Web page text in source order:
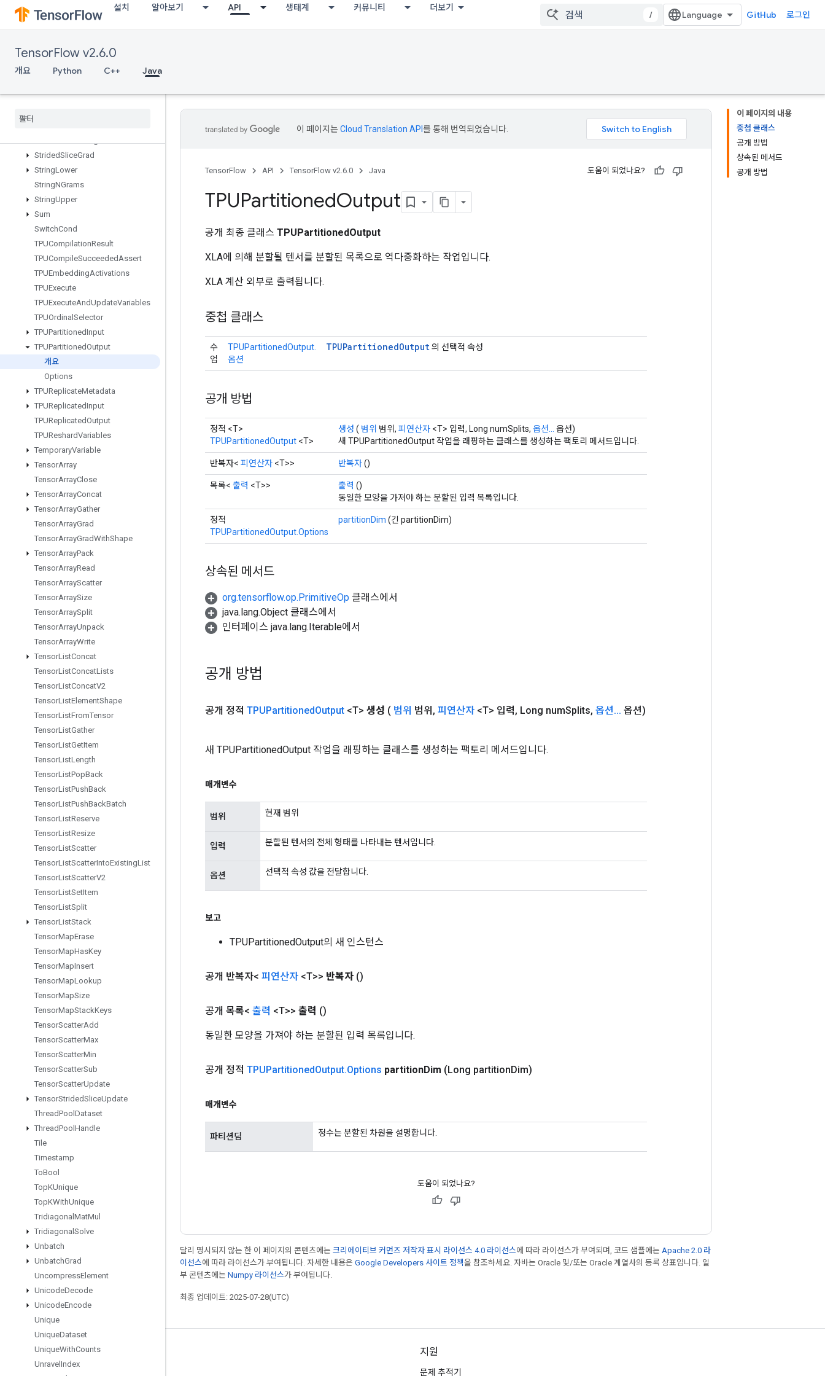
설치 알아보기 API 생태계 커뮤니티 더보기
/ GitHub 로그인
TensorFlow v2.6.0
개요 Python C++ Java
StatelessRandomUniformIntV2
StatelessRandomUniformV2
StatelessTruncatedNormalV2
StatsAggregatorHandleV2
Writer
StridedSliceGrad
StringLower
StringNGrams
StringUpper
Sum
SwitchCond
TPUCompilationResult
TPUCompileSucceededAssert
TPUEmbeddingActivations
TPUExecute
TPUExecuteAndUpdateVariables
TPUOrdinal Selector
TPUPartitionedInput
TPUPartitionedOutput
개요
Options
TPUReplicateMetadata
TPUReplicatedInput
TPUReplicatedOutput
TPUReshardVariables
TemporaryVariable
TensorArray
TensorArrayClose
TensorArrayConcat
TensorArrayGather
TensorArrayGrad
TensorArrayGradWithShape
TensorArrayPack
TensorArrayRead
TensorArrayScatter
TensorArraySize
TensorArraySplit
TensorArrayUnpack
TensorArrayWrite
TensorListConcat
TensorListConcatLists
TensorListConcatV2
TensorListElementShape
TensorListFromTensor
TensorListGather
TensorListGetItem
TensorListLength
TensorListPopBack
TensorListPushBack
TensorListPushBackBatch
TensorListReserve
TensorListResize
TensorListScatter
TensorListScatterIntoExistingList
TensorListScatterV2
TensorListSetItem
TensorListSplit
TensorListStack
TensorMapErase
TensorMapHasKey
TensorMapInsert
TensorMapLookup
TensorMapSize
TensorMapStackKeys
TensorScatterAdd
TensorScatterMax
TensorScatterMin
TensorScatterSub
TensorScatterUpdate
TensorStridedSliceUpdate
ThreadPool Dataset
ThreadPool Handle
Tile
Timestamp
ToBool
TopKUnique
TopKWithUnique
Tridiagonal MatMul
Tridiagonal Solve
Unbatch
UnbatchGrad
UncompressElement
UnicodeDecode
UnicodeEncode
Unique
UniqueDataset
UniqueWithCounts
Unravel Index
이 페이지의 내용
중첩 클래스
공개 방법
상속된 메서드
공개 방법
이 페이지는Cloud Translation API 를 통해 번역되었습니다.
TensorFlow API TensorFlow v2.6.0 Java 도움이 되었나요?
TPUPartitionedOutput
공개 최종 클래스 TPUPartitionedOutput
XLA에 의해 분할될 텐서를 분할된 목록으로 역다중화하는 작업입니다.
XLA 계산 ​​외부로 출력됩니다.
중첩 클래스
수
업
TPUPartitionedOutput.
옵션
TPUPartitionedOutput의 선택적 속성
공개 방법
정적 <T>
TPUPartitionedOutput <T>
생성 ( 범위 범위, 피연산자 <T> 입력, Long numSplits, 옵션...
옵션)
새 TPUPartitionedOutput 작업을 래핑하는 클래스를 생성하는 팩토리 메서드입니다.
반복자< 피연산자 <T>> 반복자()
목록< 출력 <T>> 출력 ()
동일한 모양을 가져야 하는 분할된 입력 목록입니다.
정적
TPUPartitionedOutput.Options
partitionDim (긴 partitionDim)
상속된 메서드
org.tensorflow.op.PrimitiveOp 클래스에서
java.lang.Object 클래스에서
인터페이스 java.lang.Iterable에서
공개 방법
공개 정적 TPUPartitionedOutput <T> 생성 ( 범위 범위 , 피연산자 <T> 입력, Long numSplits, 옵션... 옵션)
새 TPUPartitionedOutput 작업을 래핑하는 클래스를 생성하는 팩토리 메서드입니다.
매개변수
범위 현재 범위
입력 분할된 텐서의 전체 형태를 나타내는 텐서입니다.
옵션 선택적 속성 값을 전달합니다.
보고
TPUPartitionedOutput의 새 인스턴스
공개 반복자< 피연산자 <T>> 반복자 ()
공개 목록< 출력 <T>> 출력 ()
동일한 모양을 가져야 하는 분할된 입력 목록입니다.
공개 정적 TPUPartitionedOutput.Options partitionDim (Long partitionDim)
매개변수
파티션딤 정수는 분할된 차원을 설명합니다.
도움이 되었나요?
달리 명시되지 않는 한 이 페이지의 콘텐츠에는 크리에이티브 커먼즈 저작자 표시 라이선스 4.0 라이선스에 따라 라이선스가 부여되며, 코드 샘플에는 Apache 2.0 라
이선스에 따라 라이선스가 부여됩니다. 자세한 내용은 Google Developers 사이트 정책을 참조하세요. 자바는 Oracle 및/또는 Oracle 계열사의 등록 상표입니다. 일
부 콘텐츠에는 Numpy 라이선스가 부여됩니다.
최종 업데이트: 2025-07-28(UTC)
최신 소식 확인하기 지원
문제 추적기